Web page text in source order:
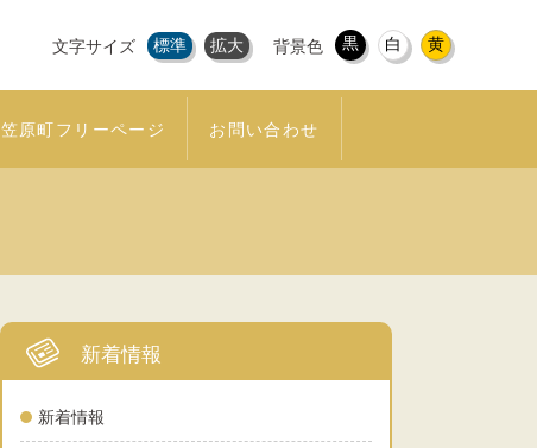
文字サイズ 標準 拡大 背景色 黒 白 黄
笠原町フリーページ お問い合わせ
新着情報
新着情報